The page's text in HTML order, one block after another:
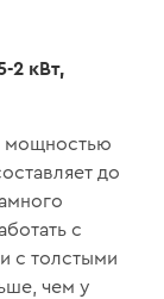
2 кВт,
мощностью
до
с
с толстыми
чем у